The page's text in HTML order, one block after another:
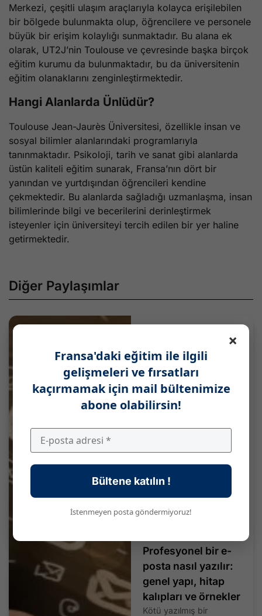
Merkezi, çeşitli ulaşım araçlarıyla kolayca erişilebilen
bir bölgede bulunmakta olup, öğrencilere ve personele
büyük bir erişim kolaylığı sunmaktadır. Bu alana ek
olarak, UT2J’nin Toulouse ve çevresinde başka birçok
eğitim kurumu da bulunmaktadır, bu da üniversitenin
eğitim olanaklarını zenginleştirmektedir.
Hangi Alanlarda Ünlüdür?
Toulouse Jean-Jaurès Üniversitesi, özellikle insan ve
sosyal bilimler alanlarındaki programlarıyla
tanınmaktadır. Psikoloji, tarih ve sanat gibi alanlarda
üstün kaliteli eğitim sunarak, Fransa’nın dört bir
yanından ve yurtdışından öğrencileri kendine
çekmektedir. Bu alanlarda sağladığı uzmanlaşma, insan
bilimlerinde bilgi ve becerilerini derinleştirmek
isteyenler için üniversiteyi tercih edilen bir yer haline
getirmektedir.
Diğer Paylaşımlar
Profesyonel bir e-
posta nasıl yazılır:
genel yapı, hitap
kalıpları ve örnekler
Kötü yazılmış bir
×
Fransa'daki eğitim ile ilgili
gelişmeleri ve fırsatları
kaçırmamak için mail bültenimize
abone olabilirsin!
Bültene katılın !
İstenmeyen posta göndermiyoruz!